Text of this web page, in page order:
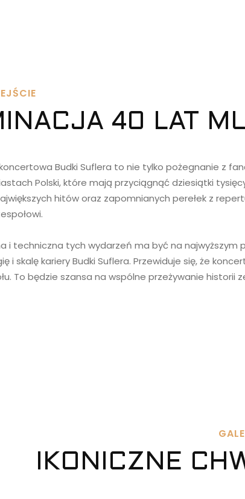
40 LAT
Budki Suflera to nie tylko pożegnanie z
Polski, które mają przyciągnąć dziesiątki
hitów oraz zapomnianych perełek z
i techniczna tych wydarzeń ma być na
i skalę kariery Budki Suflera. Przewiduje się, że
To będzie szansa na wspólne przeżywanie historii
IKONICZNE